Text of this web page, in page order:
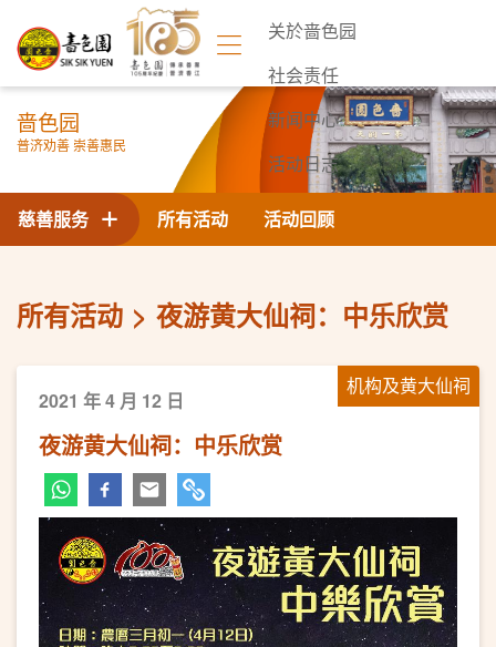
关於啬色园
社会责任
新闻中心
活动日志
联络我们
啬色园
普济劝善 崇善惠民
所有活动 活动回顾
慈善服务
所有活动 夜游黄大仙祠：中乐欣赏
机构及黄大仙祠
2021 年 4 月 12 日
夜游黄大仙祠：中乐欣赏